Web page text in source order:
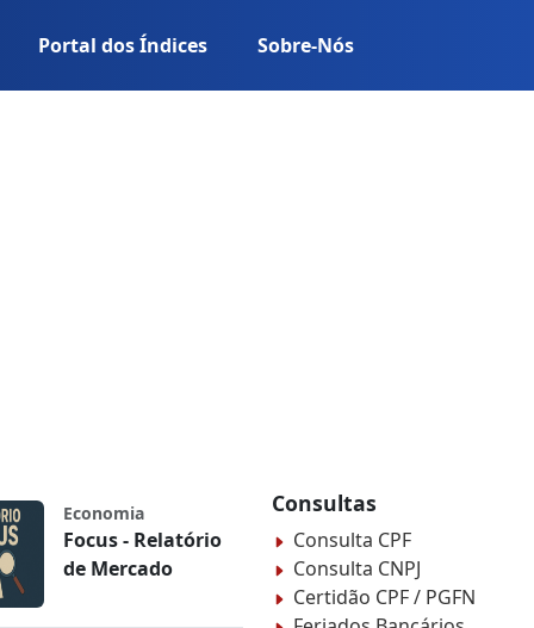
Portal dos Índices Sobre-Nós
Economia
Focus - Relatório
de Mercado
Consultas
Consulta CPF
Consulta CNPJ
Certidão CPF / PGFN